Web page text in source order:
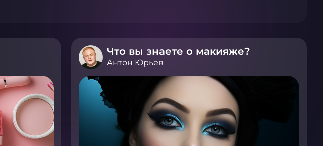
Что вы знаете о макияже?
Антон Юрьев